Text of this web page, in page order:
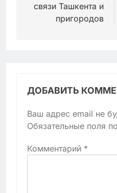
связи Ташкента и
пригородов
ДОБАВИТЬ
Ваш адрес email не
Обязательные поля
Комментарий *